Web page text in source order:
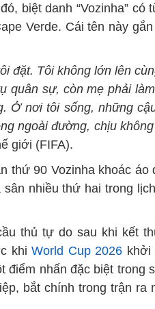
biệt danh “Vozinha”
Verde. Cái tên này
đặt. Tôi không lớn lên
quân sự, còn mẹ phải
Ở nơi tôi sống, những
ngoài đường, chịu không
giới (FIFA).
thứ 90 Vozinha khoác áo
nhiều thứ hai trong
thủ tự do sau khi kết
khi World Cup 2026 khởi
điểm nhấn đặc biệt trong
bắt chính trong trận ra